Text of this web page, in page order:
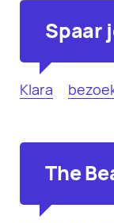
Spaar
Klara
The